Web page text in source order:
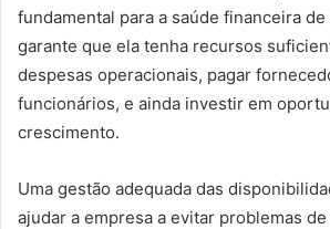
fundamental para a saúde financeira
garante que ela tenha recursos
despesas operacionais, pagar
funcionários, e ainda investir em
crescimento.
Uma gestão adequada das
ajudar a empresa a evitar problemas